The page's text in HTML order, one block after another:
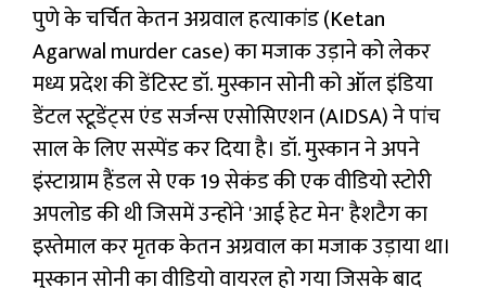
पुणे के चर्चित केतन अग्रवाल हत्याकांड (Ketan
Agarwal murder case) का मजाक उड़ाने को लेकर
मध्य प्रदेश की डेंटिस्ट डॉ. मुस्कान सोनी को ऑल इंडिया
डेंटल स्टूडेंट्स एंड सर्जन्स एसोसिएशन (AIDSA) ने पांच
साल के लिए सस्पेंड कर दिया है। डॉ. मुस्कान ने अपने
इंस्टाग्राम हैंडल से एक 19 सेकंड की एक वीडियो स्टोरी
अपलोड की थी जिसमें उन्होंने 'आई हेट मेन' हैशटैग का
इस्तेमाल कर मृतक केतन अग्रवाल का मजाक उड़ाया था।
मुस्कान सोनी का वीडियो वायरल हो गया जिसके बाद